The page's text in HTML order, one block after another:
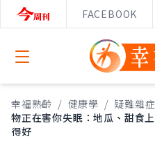
FACEBOOK
Open menu
幸福熟齡 / 健康學 / 疑難雜症
物正在害你失眠：地瓜、甜食
得好